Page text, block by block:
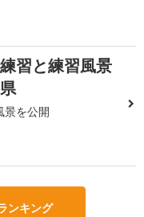
習と練習風景
景を公開
ンキング